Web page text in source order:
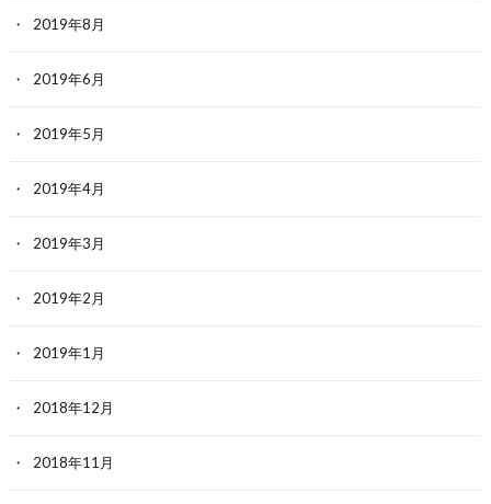
2019年8月
2019年6月
2019年5月
2019年4月
2019年3月
2019年2月
2019年1月
2018年12月
2018年11月